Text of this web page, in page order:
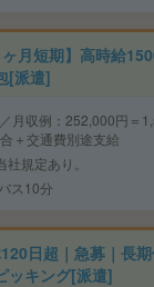
ヶ月短期】高時給
[派遣]
月収例：252,000円＝
＋交通費別途支給
規定あり。
ス10分
日超｜急募｜長
ッキング[派遣]